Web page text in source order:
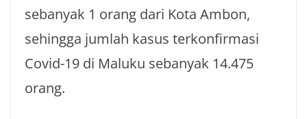
sebanyak 1 orang dari Kota Ambon,
sehingga jumlah kasus terkonfirmasi
Covid-19 di Maluku sebanyak 14.475
orang.